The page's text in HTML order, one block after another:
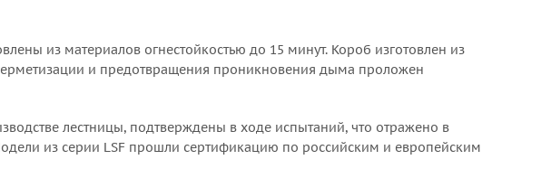
из материалов огнестойкостью до 15 минут. Короб изготовлен из
и предотвращения проникновения дыма проложен
лестницы, подтверждены в ходе испытаний, что отражено в
из серии LSF прошли сертификацию по российским и европейским